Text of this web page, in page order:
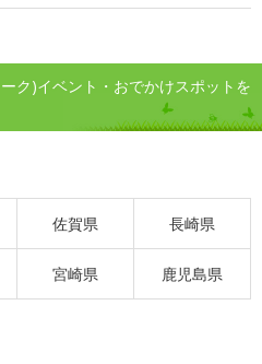
ク)イベント・おでかけスポットを
佐賀県 長崎県
宮崎県 鹿児島県